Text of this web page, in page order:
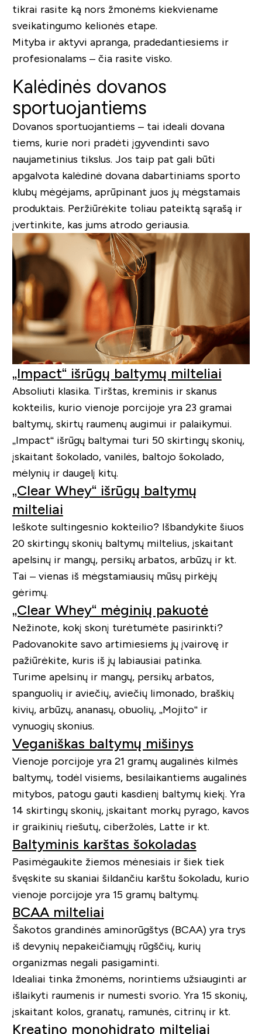
tikrai rasite ką nors žmonėms kiekviename
sveikatingumo kelionės etape.
Mityba ir aktyvi apranga, pradedantiesiems ir
profesionalams – čia rasite visko.
Kalėdinės dovanos
sportuojantiems
Dovanos sportuojantiems – tai ideali dovana
tiems, kurie nori pradėti įgyvendinti savo
naujametinius tikslus. Jos taip pat gali būti
apgalvota kalėdinė dovana dabartiniams sporto
klubų mėgėjams, aprūpinant juos jų mėgstamais
produktais. Peržiūrėkite toliau pateiktą sąrašą ir
įvertinkite, kas jums atrodo geriausia.
„Impact“ išrūgų baltymų milteliai
Absoliuti klasika. Tirštas, kreminis ir skanus
kokteilis, kurio vienoje porcijoje yra 23 gramai
baltymų, skirtų raumenų augimui ir palaikymui.
„Impact“ išrūgų baltymai turi 50 skirtingų skonių,
įskaitant šokolado, vanilės, baltojo šokolado,
mėlynių ir daugelį kitų.
„Clear Whey“ išrūgų baltymų
milteliai
Ieškote sultingesnio kokteilio? Išbandykite šiuos
20 skirtingų skonių baltymų miltelius, įskaitant
apelsinų ir mangų, persikų arbatos, arbūzų ir kt.
Tai – vienas iš mėgstamiausių mūsų pirkėjų
gėrimų.
„Clear Whey“ mėginių pakuotė
Nežinote, kokį skonį turėtumėte pasirinkti?
Padovanokite savo artimiesiems jų įvairovę ir
pažiūrėkite, kuris iš jų labiausiai patinka.
Turime apelsinų ir mangų, persikų arbatos,
spanguolių ir aviečių, aviečių limonado, braškių
kivių, arbūzų, ananasų, obuolių, „Mojito“ ir
vynuogių skonius.
Veganiškas baltymų mišinys
Vienoje porcijoje yra 21 gramų augalinės kilmės
baltymų, todėl visiems, besilaikantiems augalinės
mitybos, patogu gauti kasdienį baltymų kiekį. Yra
14 skirtingų skonių, įskaitant morkų pyrago, kavos
ir graikinių riešutų, ciberžolės, Latte ir kt.
Baltyminis karštas šokoladas
Pasimėgaukite žiemos mėnesiais ir šiek tiek
švęskite su skaniai šildančiu karštu šokoladu, kurio
vienoje porcijoje yra 15 gramų baltymų.
BCAA milteliai
Šakotos grandinės aminorūgštys (BCAA) yra trys
iš devynių nepakeičiamųjų rūgščių, kurių
organizmas negali pasigaminti.
Idealiai tinka žmonėms, norintiems užsiauginti ar
išlaikyti raumenis ir numesti svorio. Yra 15 skonių,
įskaitant kolos, granatų, ramunės, citrinų ir kt.
Kreatino monohidrato milteliai